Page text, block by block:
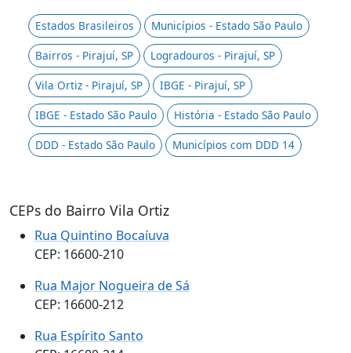
Estados Brasileiros
Municípios - Estado São Paulo
Bairros - Pirajuí, SP
Logradouros - Pirajuí, SP
Vila Ortiz - Pirajuí, SP
IBGE - Pirajuí, SP
IBGE - Estado São Paulo
História - Estado São Paulo
DDD - Estado São Paulo
Municípios com DDD 14
CEPs do Bairro Vila Ortiz
Rua Quintino Bocaíuva
CEP: 16600-210
Rua Major Nogueira de Sá
CEP: 16600-212
Rua Espírito Santo